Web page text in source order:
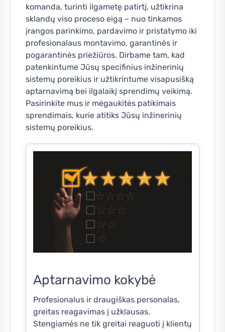
komanda, turinti ilgametę patirtį, užtikrina
sklandų viso proceso eigą – nuo tinkamos
įrangos parinkimo, pardavimo ir pristatymo iki
profesionalaus montavimo, garantinės ir
pogarantinės priežiūros. Dirbame tam, kad
patenkintume Jūsų specifinius inžinerinių
sistemų poreikius ir užtikrintume visapusišką
aptarnavimą bei ilgalaikį sprendimų veikimą.
Pasirinkite mus ir mėgaukitės patikimais
sprendimais, kurie atitiks Jūsų inžinerinių
sistemų poreikius.
Aptarnavimo kokybė
Profesionalus ir draugiškas personalas,
greitas reagavimas į užklausas.
Stengiamės ne tik greitai reaguoti į klientų